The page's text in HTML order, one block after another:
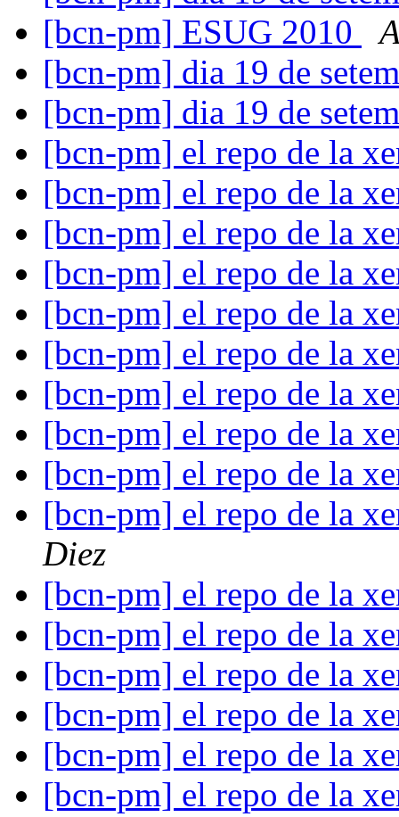
[bcn-pm] ESUG 2010
[bcn-pm] dia 19 de
[bcn-pm] dia 19 de
[bcn-pm] el repo de la
[bcn-pm] el repo de la
[bcn-pm] el repo de la
[bcn-pm] el repo de la
[bcn-pm] el repo de la
[bcn-pm] el repo de la
[bcn-pm] el repo de la
[bcn-pm] el repo de la
[bcn-pm] el repo de la
[bcn-pm] el repo de la
Diez
[bcn-pm] el repo de la
[bcn-pm] el repo de la
[bcn-pm] el repo de la
[bcn-pm] el repo de la
[bcn-pm] el repo de la
[bcn-pm] el repo de la